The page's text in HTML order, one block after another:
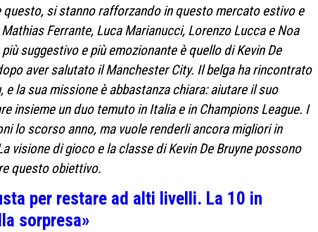
questo, si stanno rafforzando in questo mercato estivo e
Ferrante, Luca Marianucci, Lorenzo Lucca e Noa
suggestivo e più emozionante è quello di Kevin De
aver salutato il Manchester City. Il belga ha rincontrato
e la sua missione è abbastanza chiara: aiutare il suo
insieme un duo temuto in Italia e in Champions League. I
lo scorso anno, ma vuole renderli ancora migliori in
visione di gioco e la classe di Kevin De Bruyne possono
questo obiettivo.
per restare ad alti livelli. La 10 in
sorpresa»